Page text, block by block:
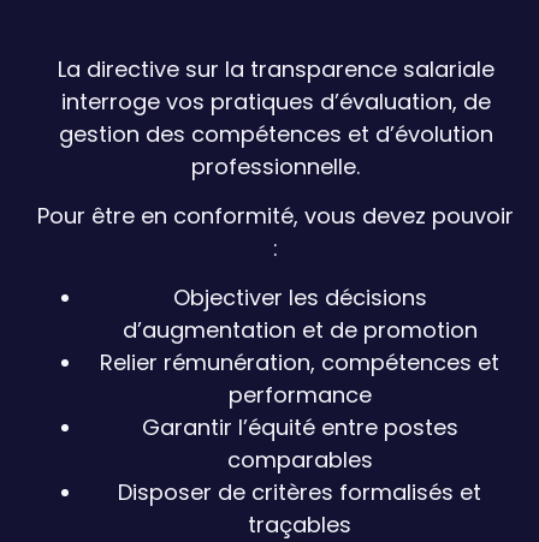
La directive sur la transparence salariale
interroge vos pratiques d’évaluation, de
gestion des compétences et d’évolution
professionnelle.
Pour être en conformité, vous devez pouvoir
:
Objectiver les décisions
d’augmentation et de promotion
Relier rémunération, compétences et
performance
Garantir l’équité entre postes
comparables
Disposer de critères formalisés et
traçables